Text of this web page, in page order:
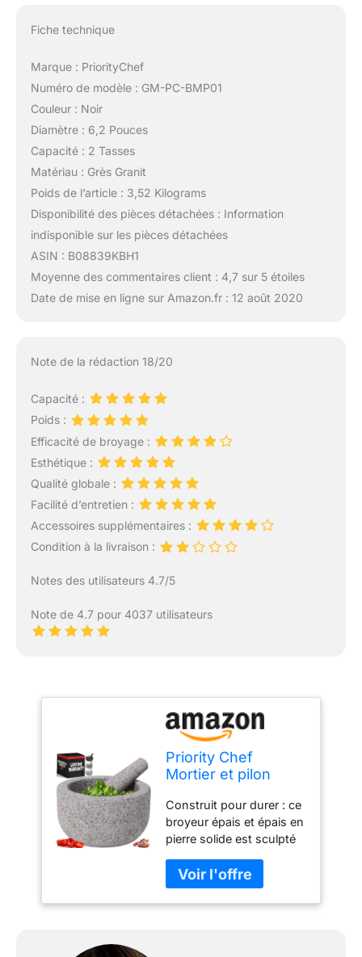
Fiche technique
Marque : PriorityChef
Numéro de modèle : GM-PC-BMP01
Couleur : Noir
Diamètre : 6,2 Pouces
Capacité : 2 Tasses
Matériau : Grès Granit
Poids de l’article : 3,52 Kilograms
Disponibilité des pièces détachées : Information
indisponible sur les pièces détachées
ASIN : B08839KBH1
Moyenne des commentaires client : 4,7 sur 5 étoiles
Date de mise en ligne sur Amazon.fr : 12 août 2020
Note de la rédaction 18/20
Capacité :
Poids :
Efficacité de broyage :
Esthétique :
Qualité globale :
Facilité d’entretien :
Accessoires supplémentaires :
Condition à la livraison :
Notes des utilisateurs 4.7/5
Note de 4.7 pour 4037 utilisateurs
Priority Chef
Mortier et pilon
résistant 4 tasses,
sculpté à la main à
partir de granit
naturel, pour faire
du guacamole frais,
de la salsa, du
pesto, du broyeur
Construit pour durer : ce
broyeur épais et épais en
pierre solide est sculpté
main à partir d'une pièce
solide de granit
naturellement formé.